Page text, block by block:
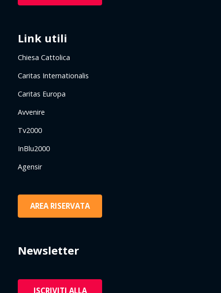
Link utili
Chiesa Cattolica
Caritas Internationalis
Caritas Europa
Avvenire
Tv2000
InBlu2000
Agensir
AREA RISERVATA
Newsletter
ISCRIVITI ALLA